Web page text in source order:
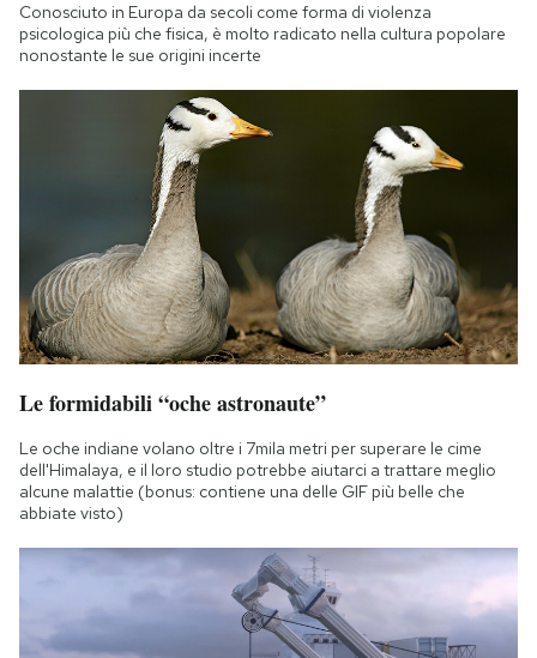
Conosciuto in Europa da secoli come forma di violenza
psicologica più che fisica, è molto radicato nella cultura popolare
nonostante le sue origini incerte
Le formidabili “oche astronaute”
Le oche indiane volano oltre i 7mila metri per superare le cime
dell'Himalaya, e il loro studio potrebbe aiutarci a trattare meglio
alcune malattie (bonus: contiene una delle GIF più belle che
abbiate visto)